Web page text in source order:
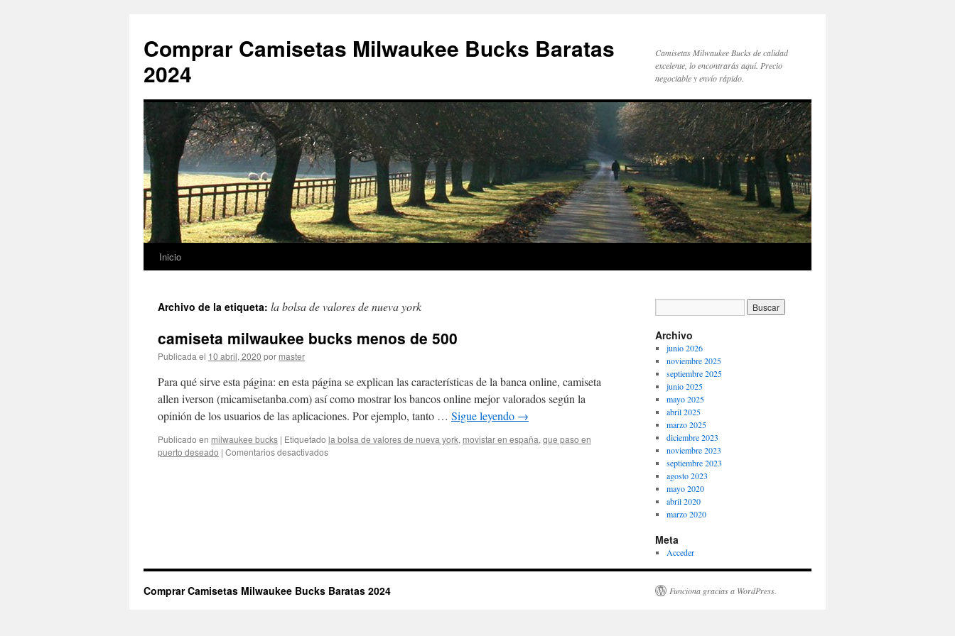
Comprar Camisetas Milwaukee Bucks Baratas
2024
Camisetas Milwaukee Bucks de calidad
excelente, lo encontrarás aquí. Precio
negociable y envío rápido.
Saltar
contenido
Inicio
Archivo de la etiqueta: la bolsa de valores de nueva york
camiseta milwaukee bucks menos de 500
Publicada el 10 abril, 2020 por master
Para qué sirve esta página: en esta página se explican las características de la banca online, camiseta
allen iverson (micamisetanba.com) así como mostrar los bancos online mejor valorados según la
opinión de los usuarios de las aplicaciones. Por ejemplo, tanto … Sigue leyendo →
Publicado en milwaukee bucks | Etiquetado la bolsa de valores de nueva york, movistar en españa, que paso en
puerto deseado | Comentarios desactivadosen
Archivo
junio 2026
noviembre 2025
septiembre 2025
junio 2025
mayo 2025
abril 2025
marzo 2025
diciembre 2023
noviembre 2023
septiembre 2023
agosto 2023
mayo 2020
abril 2020
marzo 2020
Meta
Acceder
Comprar Camisetas Milwaukee Bucks Baratas 2024 Funciona gracias a WordPress.